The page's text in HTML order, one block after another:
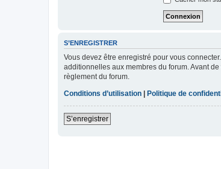
S’ENREGISTRER
Vous devez être enregistré pour vous
additionnelles aux membres du forum. Avant
règlement du forum.
Conditions d’utilisation | Politique de
S’enregistrer